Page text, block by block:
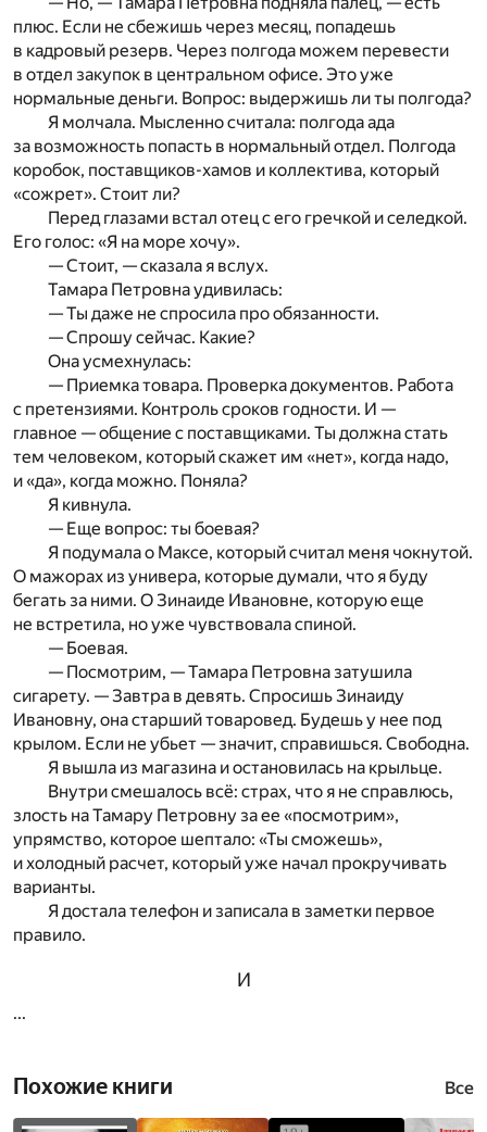
плюс. Если не сбежишь через месяц, попадешь
в кадровый резерв. Через полгода можем перевести
в отдел закупок в центральном офисе. Это уже
нормальные деньги. Вопрос: выдержишь ли ты полгода?
Я молчала. Мысленно считала: полгода ада
за возможность попасть в нормальный отдел. Полгода
коробок, поставщиков-хамов и коллектива, который
«сожрет». Стоит ли?
Перед глазами встал отец с его гречкой и селедкой.
Его голос: «Я на море хочу».
— Стоит, — сказала я вслух.
Тамара Петровна удивилась:
— Ты даже не спросила про обязанности.
— Спрошу сейчас. Какие?
Она усмехнулась:
— Приемка товара. Проверка документов. Работа
с претензиями. Контроль сроков годности. И —
главное — общение с поставщиками. Ты должна стать
тем человеком, который скажет им «нет», когда надо,
и «да», когда можно. Поняла?
Я кивнула.
— Еще вопрос: ты боевая?
Я подумала о Максе, который считал меня чокнутой.
О мажорах из универа, которые думали, что я буду
бегать за ними. О Зинаиде Ивановне, которую еще
не встретила, но уже чувствовала спиной.
— Боевая.
— Посмотрим, — Тамара Петровна затушила
сигарету. — Завтра в девять. Спросишь Зинаиду
Ивановну, она старший товаровед. Будешь у нее под
крылом. Если не убьет — значит, справишься. Свободна.
Я вышла из магазина и остановилась на крыльце.
Внутри смешалось всё: страх, что я не справлюсь,
злость на Тамару Петровну за ее «посмотрим»,
упрямство, которое шептало: «Ты сможешь»,
и холодный расчет, который уже начал прокручивать
варианты.
Я достала телефон и записала в заметки первое
правило.
И
...
Похожие книги Все